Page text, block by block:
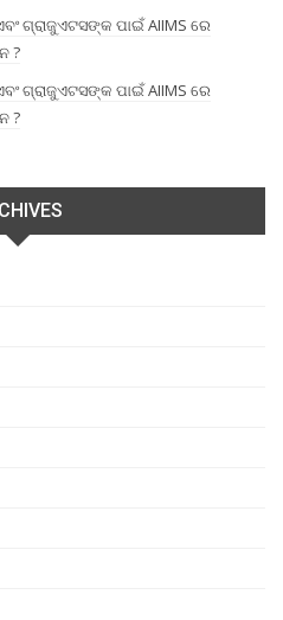
ଏବଂ ଗ୍ରାଜୁଏଟସଙ୍କ ପାଇଁ AIIMS ରେ
?
ଏବଂ ଗ୍ରାଜୁଏଟସଙ୍କ ପାଇଁ AIIMS ରେ
?